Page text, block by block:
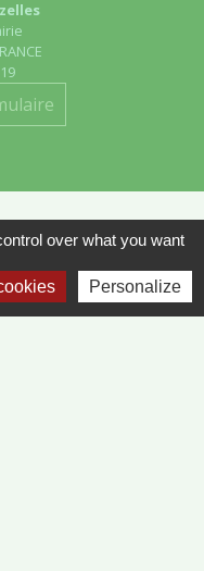
over what you want
Personalize